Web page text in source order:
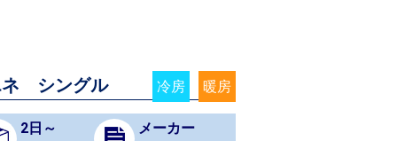
冷房 暖房
シングル
2日～
メーカー